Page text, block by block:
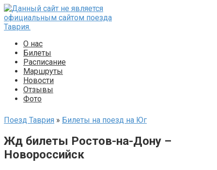
Перейти
к
контенту
О нас
Билеты
Расписание
Маршруты
Новости
Отзывы
Фото
Поезд Таврия » Билеты на поезд на Юг
Жд билеты Ростов-на-Дону –
Новороссийск